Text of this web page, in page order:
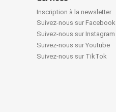
Inscription à la newsletter
Suivez-nous sur Facebook
Suivez-nous sur Instagram
Suivez-nous sur Youtube
Suivez-nous sur TikTok